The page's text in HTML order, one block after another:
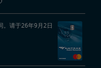
发明和探索带给人类的深远
在West Virginia体验惊险的
。请于26年9月2日